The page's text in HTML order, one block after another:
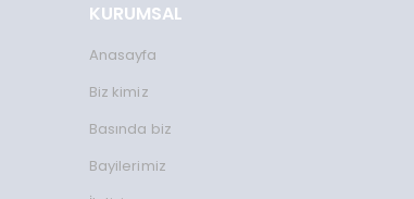
KURUMSAL
Anasayfa
Biz kimiz
Basında biz
Bayilerimiz